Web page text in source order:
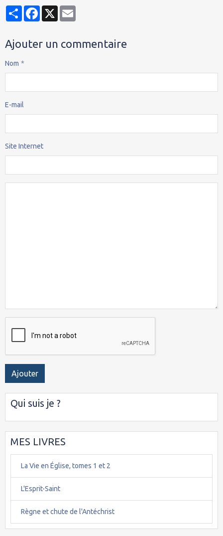
PartagerFacebook
X
Ajouter un commentaire
Nom
E-mail
Site Internet
Ajouter
Qui suis je ?
MES LIVRES
La Vie en Église, tomes 1 et 2
L'Esprit-Saint
Règne et chute de l'Antéchrist